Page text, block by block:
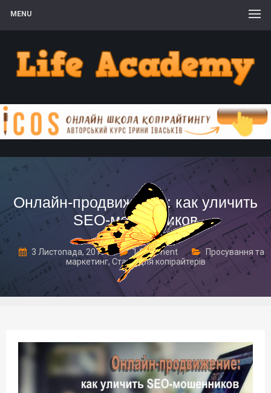
MENU
Онлайн-продвижение: как уличить
SEO-мошенников
3 Листопада, 2017 1 Comment
Просування та
маркетинг, Статті для копірайтерів